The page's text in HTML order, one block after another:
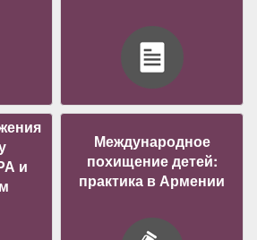
и
Международное
похищение детей:
практика в Армении